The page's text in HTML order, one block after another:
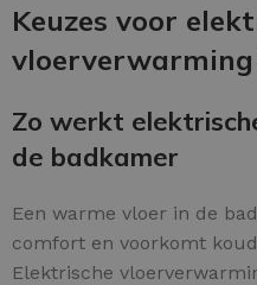
Keuzes voor
Zo werkt
de badkamer
Een warme vloer in de
comfort en voorkomt
Elektrische